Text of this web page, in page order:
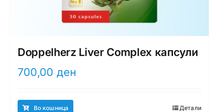
Doppelherz Liver Complex капсули
700,00 ден
Во кошница Детали